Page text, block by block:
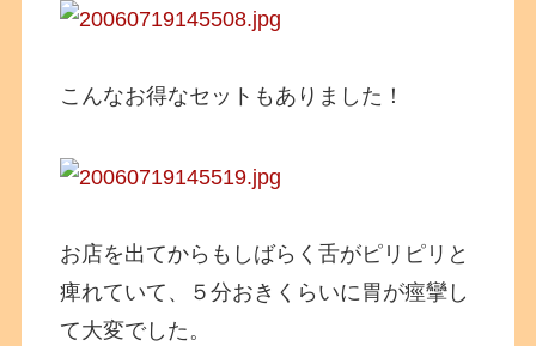
こんなお得なセットもありました！
お店を出てからもしばらく舌がピリピリと
痺れていて、５分おきくらいに胃が痙攣し
て大変でした。